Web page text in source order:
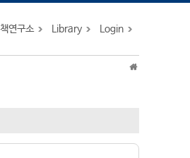
연구소 Library Login